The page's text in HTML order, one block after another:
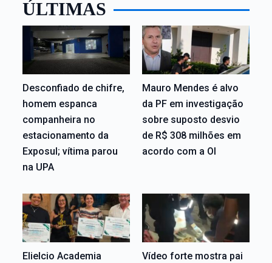
ÚLTIMAS
Desconfiado de chifre,
homem espanca
companheira no
estacionamento da
Exposul; vítima parou
na UPA
Mauro Mendes é alvo
da PF em investigação
sobre suposto desvio
de R$ 308 milhões em
acordo com a OI
Elielcio Academia
Vídeo forte mostra pai